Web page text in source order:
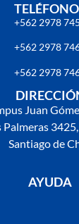
+562 2978
+562 2978
+562 2978
Juan
Palmeras
Santiago de
AYUDA